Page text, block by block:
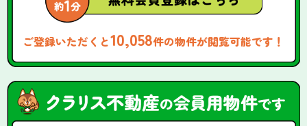
ご登録いただくと10,058件の物件が閲覧可能です！